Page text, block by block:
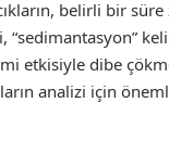
belirli bir
“sedimantasyon”
etkisiyle dibe
analizi için